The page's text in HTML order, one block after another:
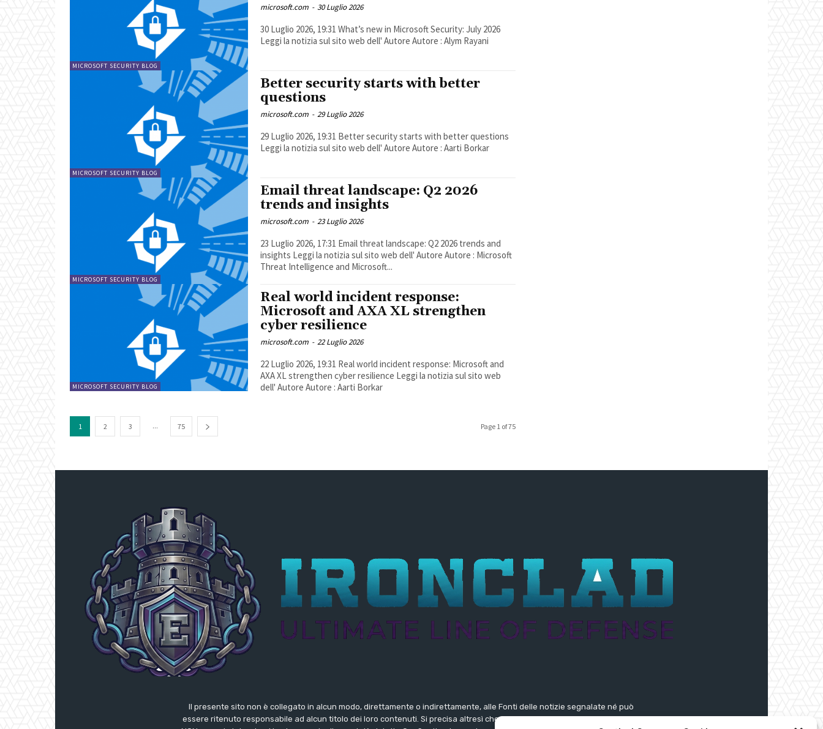
MICROSOFT SECURITY BLOG
microsoft.com - 30 Luglio 2026
30 Luglio 2026, 19:31 ​​​​What’s new in Microsoft Security: July 2026
Leggi la notizia sul sito web dell' Autore Autore : Alym Rayani
MICROSOFT SECURITY BLOG
​​Better security starts with better
questions
microsoft.com - 29 Luglio 2026
29 Luglio 2026, 19:31 ​​Better security starts with better questions
Leggi la notizia sul sito web dell' Autore Autore : Aarti Borkar
MICROSOFT SECURITY BLOG
Email threat landscape: Q2 2026
trends and insights
microsoft.com - 23 Luglio 2026
23 Luglio 2026, 17:31 Email threat landscape: Q2 2026 trends and
insights Leggi la notizia sul sito web dell' Autore Autore : Microsoft
Threat Intelligence and Microsoft...
MICROSOFT SECURITY BLOG
Real world incident response:
Microsoft and AXA XL strengthen
cyber resilience
microsoft.com - 22 Luglio 2026
22 Luglio 2026, 19:31 Real world incident response: Microsoft and
AXA XL strengthen cyber resilience Leggi la notizia sul sito web
dell' Autore Autore : Aarti Borkar
1 2 3 ... 75 Page 1 of 75
Il presente sito non è collegato in alcun modo, direttamente o indirettamente, alle Fonti delle notizie segnalate né può
essere ritenuto responsabile ad alcun titolo dei loro contenuti. Si precisa altresì che le notizie segnalate dall’aggregatore